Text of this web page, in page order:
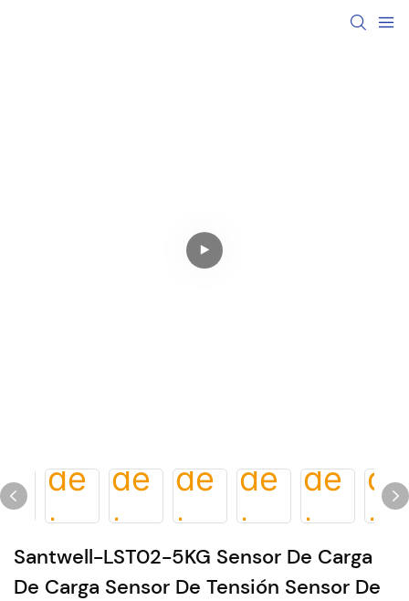
Santwell-LST02-5KG Sensor De Carga
De Carga Sensor De Tensión Sensor De